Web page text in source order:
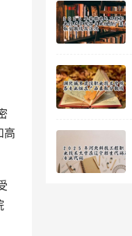
高